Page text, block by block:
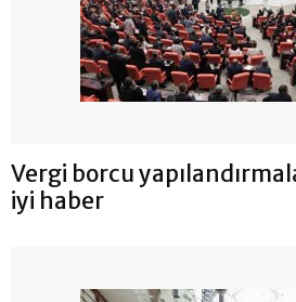
Vergi borcu
iyi haber